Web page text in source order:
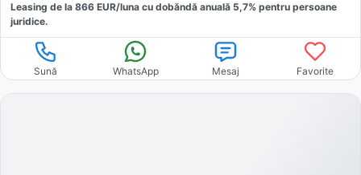
Leasing de la 866 EUR/luna cu dobăndă anuală 5,7% pentru persoane
juridice.
Sună WhatsApp Mesaj Favorite